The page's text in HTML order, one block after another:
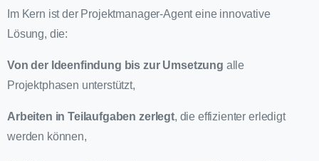
Im Kern ist der Projektmanager-Agent eine innovative
Lösung, die:
Von der Ideenfindung bis zur Umsetzung alle
Projektphasen unterstützt,
Arbeiten in Teilaufgaben zerlegt, die effizienter erledigt
werden können,